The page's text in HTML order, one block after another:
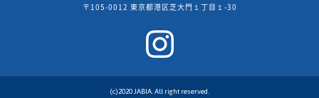
〒105-0012 東京都港区芝大門１丁目１-30
(c)2020 JABIA. All right reserved.